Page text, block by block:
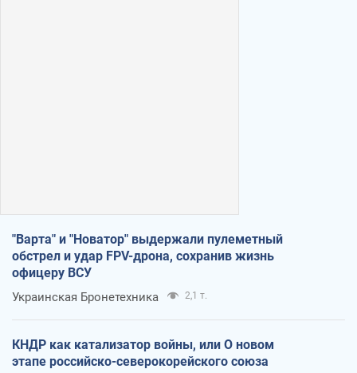
"Варта" и "Новатор" выдержали пулеметный
обстрел и удар FPV-дрона, сохранив жизнь
офицеру ВСУ
Украинская Бронетехника 2,1 т.
КНДР как катализатор войны, или О новом
этапе российско-северокорейского союза